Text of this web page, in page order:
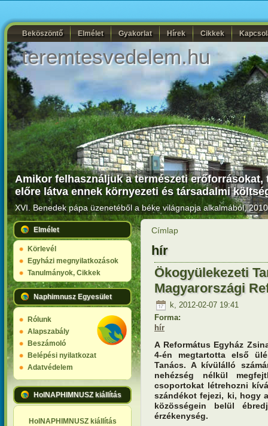
Beköszöntő Elmélet Gyakorlat Hírek Cikkek
teremtesvedelem.hu
Amikor felhasználjuk a természeti
előre látva ennek környezeti és társadalmi
XVI. Benedek pápa üzenetéből a béke világnapja alkalmából,
Elmélet
Körlevél
Egyházi megnyilatkozások
Tanulmányok, Cikkek
Naphimnusz Egyesület
Rólunk
Alapszabály
Beszámoló
Belépési nyilatkozat
Adatvédelem
HolNAPHIMNUSZ kiállítás
HolNAPHIMNUSZ kiállítás
Címlap
hír
Ökogyülekezeti
Magyarországi
k, 2012-02-07 19:41
Forma:
hír
A Református Egyház
4-én megtartotta első
Tanács. A kívülálló
nehézség nélkül
csoportokat létrehozni
szándékot fejezi, ki, hogy
közösségein belül
érzékenység.